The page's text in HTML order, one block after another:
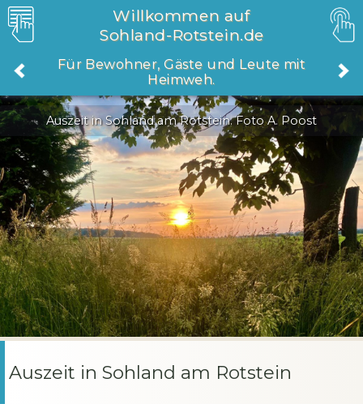
Willkommen auf
Sohland-Rotstein.de
Für Bewohner, Gäste und Leute mit
Heimweh.
Auszeit in Sohland am Rotstein. Foto A. Poost
Auszeit in Sohland am Rotstein